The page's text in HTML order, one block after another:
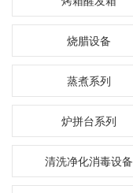
烧腊设备
蒸煮系列
炉拼台系列
清洗净化消毒设备